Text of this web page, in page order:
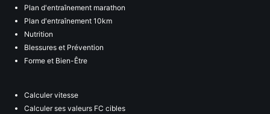
Plan d'entraînement marathon
Plan d'entraînement 10km
Nutrition
Blessures et Prévention
Forme et Bien-Être
Calculer vitesse
Calculer ses valeurs FC cibles